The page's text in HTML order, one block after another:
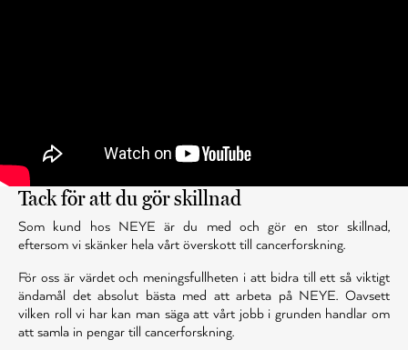
Tack för att du gör skillnad
Som kund hos NEYE är du med och gör en stor skillnad,
eftersom vi skänker hela vårt överskott till cancerforskning.
För oss är värdet och meningsfullheten i att bidra till ett så viktigt
ändamål det absolut bästa med att arbeta på NEYE. Oavsett
vilken roll vi har kan man säga att vårt jobb i grunden handlar om
att samla in pengar till cancerforskning.